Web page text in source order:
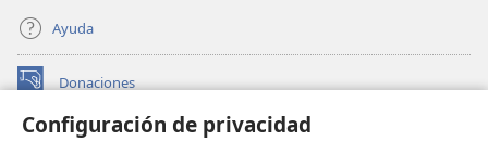
Configuración de privacidad
Ayuda
Donaciones
(abre
nueva BIBLIOTECA EN LÍNEA Watchtower™